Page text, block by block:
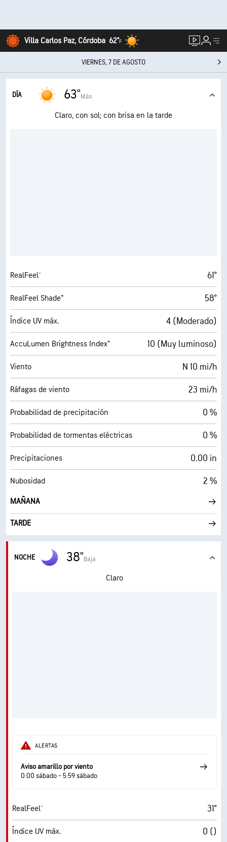
Villa Carlos Paz, Córdoba 62°F
VIERNES, 7 DE AGOSTO
DÍA 63°Máx.
Claro, con sol; con brisa en la tarde
RealFeel® 61°
RealFeel Shade™ 58°
Índice UV máx. 4 (Moderado)
AccuLumen Brightness Index™ 10 (Muy luminoso)
Viento N 10 mi/h
Ráfagas de viento 23 mi/h
Probabilidad de precipitación 0 %
Probabilidad de tormentas eléctricas 0 %
Precipitaciones 0.00 in
Nubosidad 2 %
MAÑANA
TARDE
NOCHE 38°Baja
Claro
ALERTAS
Aviso amarillo por viento
0:00 sábado - 5:59 sábado
RealFeel® 31°
Índice UV máx. 0 ()